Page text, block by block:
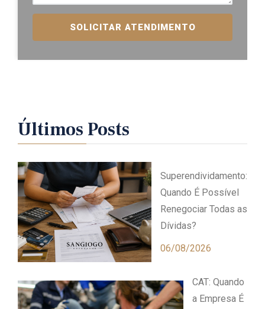
SOLICITAR ATENDIMENTO
Últimos Posts
Superendividamento:
Quando É Possível
Renegociar Todas as
Dívidas?
06/08/2026
CAT: Quando
a Empresa É